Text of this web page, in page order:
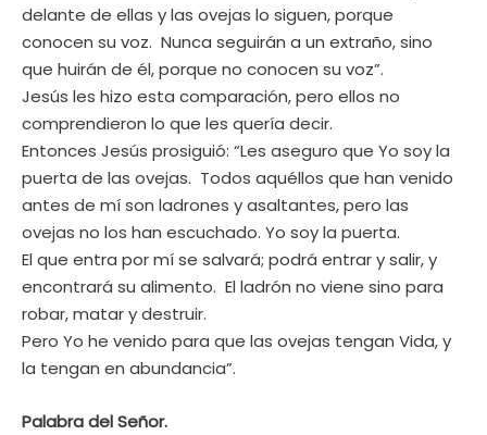
delante de ellas y las ovejas lo siguen, porque
conocen su voz. Nunca seguirán a un extraño, sino
que huirán de él, porque no conocen su voz”.
Jesús les hizo esta comparación, pero ellos no
comprendieron lo que les quería decir.
Entonces Jesús prosiguió: “Les aseguro que Yo soy la
puerta de las ovejas. Todos aquéllos que han venido
antes de mí son ladrones y asaltantes, pero las
ovejas no los han escuchado. Yo soy la puerta.
El que entra por mí se salvará; podrá entrar y salir, y
encontrará su alimento. El ladrón no viene sino para
robar, matar y destruir.
Pero Yo he venido para que las ovejas tengan Vida, y
la tengan en abundancia”.
Palabra del Señor.